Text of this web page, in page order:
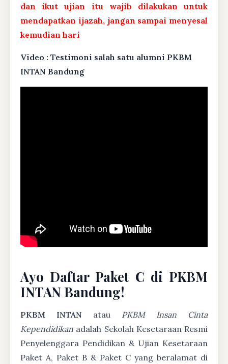
dan ikut ujian itu wajib dilakukan untuk
mendapatkan ijazah, jangan sampai menyesal
kemudian hari
Video : Testimoni salah satu alumni PKBM
INTAN Bandung
Ayo Daftar Paket C di PKBM
INTAN Bandung!
PKBM INTAN atau PKBM Insan Cinta
Kependidikan adalah Sekolah Kesetaraan Resmi
Penyelenggara Pendidikan & Ujian Kesetaraan
Paket A, Paket B & Paket C yang beralamat di